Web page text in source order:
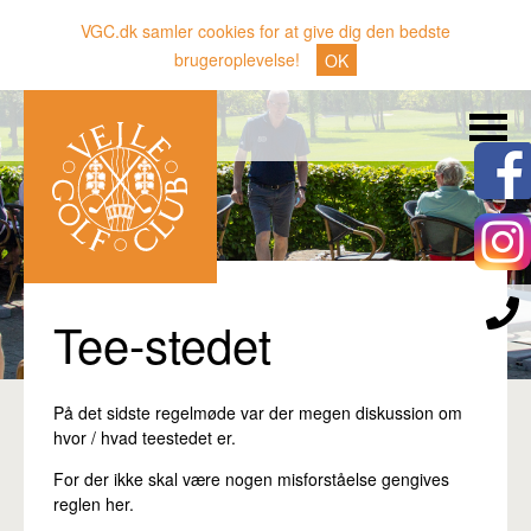
VGC.dk samler cookies for at give dig den bedste
brugeroplevelse!
OK
Nyheder
Klubben
Gæster
Sporten
Den lille Kok
Tee-stedet
På det sidste regelmøde var der megen diskussion om
hvor / hvad teestedet er.
For der ikke skal være nogen misforståelse gengives
reglen her.